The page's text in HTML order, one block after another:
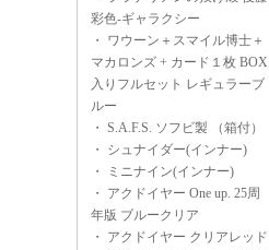
彩色-ギャラクシー
・ ワウーン＋スマイル博士＋
マカロンズ + カード１枚 BOX
入りフルセット レギュラーブ
ルー
・ S.A.F.S. ソフビ製 （箱付）
・ シュナイダー(インナー)
・
ミニナイン(インナー)
・ アクドイヤー One up. 25周
年版 ブルークリア
・ アクドイヤー クリアレッド